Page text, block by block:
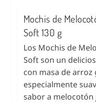
Mochis de
Soft 130 g
Los Mochis de
Soft son un
con masa de
especialmente
sabor a